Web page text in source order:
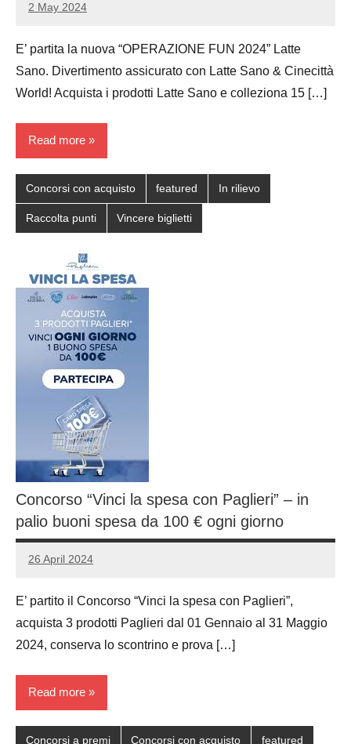
2 May 2024
Luca
No
E’ partita la nuova “OPERAZIONE FUN 2024” Latte
Sano. Divertimento assicurato con Latte Sano & Cinecittà
World! Acquista i prodotti Latte Sano e colleziona 15 […]
Read more
Concorsi con acquisto featured In rilievo
Raccolta punti Vincere biglietti
Concorso “Vinci la spesa con Paglieri” – in
palio buoni spesa da 100 € ogni giorno
26 April 2024
Luca
No
E’ partito il Concorso “Vinci la spesa con Paglieri”,
acquista 3 prodotti Paglieri dal 01 Gennaio al 31 Maggio
2024, conserva lo scontrino e prova […]
Read more
Concorsi a premi Concorsi con acquisto featured